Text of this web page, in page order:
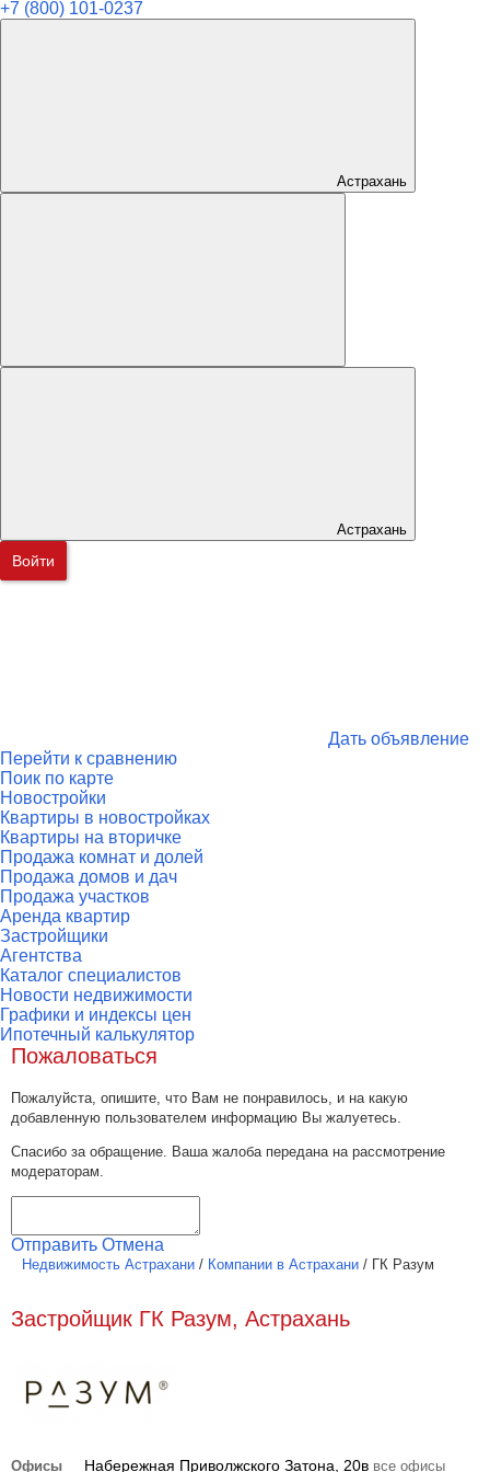
+7 (800) 101-0237
Астрахань
Астрахань
Войти
Дать объявление
Перейти к сравнению
Поик по карте
Новостройки
Квартиры в новостройках
Квартиры на вторичке
Продажа комнат и долей
Продажа домов и дач
Продажа участков
Аренда квартир
Застройщики
Агентства
Каталог специалистов
Новости недвижимости
Графики и индексы цен
Ипотечный калькулятор
Пожаловаться
Пожалуйста, опишите, что Вам не понравилось, и на какую
добавленную пользователем информацию Вы жалуетесь.
Спасибо за обращение. Ваша жалоба передана на рассмотрение
модераторам.
Отправить Отмена
Недвижимость Астрахани / Компании в Астрахани / ГК Разум
Застройщик ГК Разум, Астрахань
Офисы Набережная Приволжского Затона, 20в все офисы